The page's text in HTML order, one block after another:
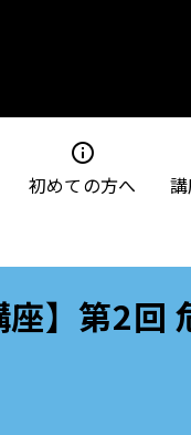
info
初めての方へ
】第2回